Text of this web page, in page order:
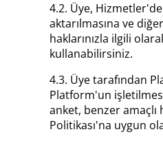
4.2. Üye,
aktarılmasına ve
haklarınızla ilgili
kullanabilirsiniz.
4.3. Üye tarafından
Platform'un
anket, benzer
Politikası'na uygun